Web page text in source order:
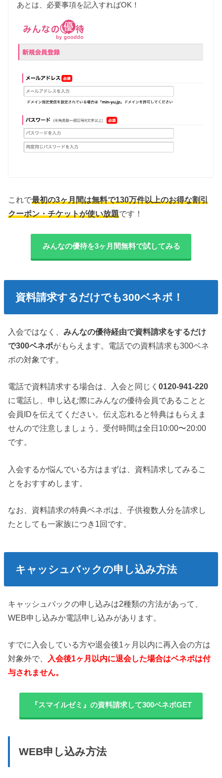
あとは、必要事項を記入すればOK！
これで最初の3ヶ月間は無料で130万件以上のお得な割引
クーポン・チケットが使い放題です！
みんなの優待を3ヶ月間無料で試してみる
資料請求するだけでも300ベネポ！
入会ではなく、みんなの優待経由で資料請求をするだけ
で300ベネポがもらえます。電話での資料請求も300ベネ
ポの対象です。
電話で資料請求する場合は、入会と同じく0120-941-220
に電話し、申し込む際にみんなの優待会員であることと
会員IDを伝えてください。伝え忘れると特典はもらえま
せんので注意しましょう。受付時間は全日10:00〜20:00
です。
入会するか悩んでいる方はまずは、資料請求してみるこ
とをおすすめします。
なお、資料請求の特典ベネポは、子供複数人分を請求し
たとしても一家族につき1回です。
キャッシュバックの申し込み方法
キャッシュバックの申し込みは2種類の方法があって、
WEB申し込みか電話申し込みがあります。
すでに入会している方や退会後1ヶ月以内に再入会の方は
対象外で、
入会後1ヶ月以内に退会した場合はベネポは付
与されません。
『スマイルゼミ』の資料請求して300ベネポGET
WEB申し込み方法